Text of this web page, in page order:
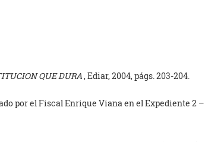
QUE DURA, Ediar, 2004, págs. 203-204.
por el Fiscal Enrique Viana en el Expediente 2 –